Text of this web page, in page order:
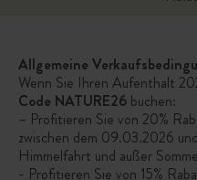
Allgemeine
Wenn Sie Ihren Aufenthalt
Code NATURE26 buchen:​
– Profitieren Sie von 20%
zwischen dem 09.03.2026
Himmelfahrt und außer
​- Profitieren Sie von 15%